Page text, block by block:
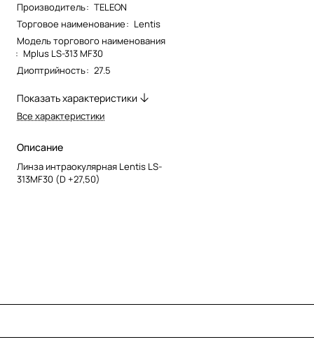
Производитель: TELEON
Торговое наименование: Lentis
Модель торгового наименования
: Mplus LS-313 MF30
Диоптрийность: 27.5
Показать характеристики
Все характеристики
Описание
Линза интраокулярная Lentis LS-
313MF30 (D +27,50)